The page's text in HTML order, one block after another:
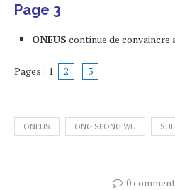
Page 3
ONEUS continue de convaincre
Pages : 1 2 3
ONEUS ONG SEONG WU
0 comment